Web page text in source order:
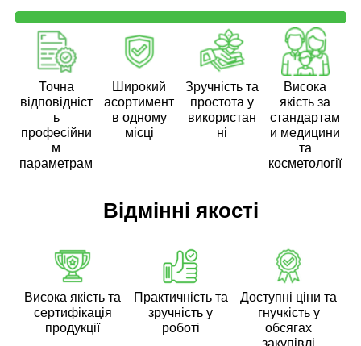
Точна
відповідніст
ь
професійни
м
параметрам
Широкий
асортимент
в одному
місці
Зручність та
простота у
використан
ні
Висока
якість за
стандартам
и медицини
та
косметології
Відмінні якості
Висока якість та
сертифікація
продукції
Практичність та
зручність у
роботі
Доступні ціни та
гнучкість у
обсягах
закупівлі